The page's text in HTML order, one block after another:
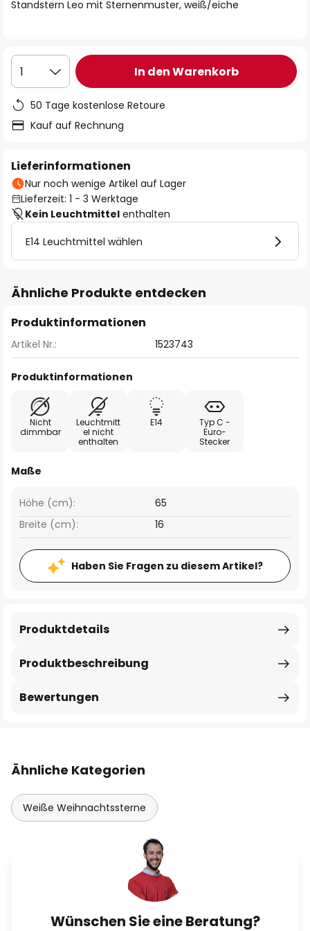
Standstern Leo mit Sternenmuster, weiß/eiche
1 In den Warenkorb
50 Tage kostenlose Retoure
Kauf auf Rechnung
Lieferinformationen
Nur noch wenige Artikel auf Lager
Lieferzeit: 1 - 3 Werktage
Kein Leuchtmittel enthalten
E14 Leuchtmittel wählen
Ähnliche Produkte entdecken
Produktinformationen
Artikel Nr.: 1523743
Produktinformationen
Nicht
dimmbar
Leuchtmitt
el nicht
enthalten
E14
Typ C -
Euro-
Stecker
Maße
Breite (cm): 16
Höhe (cm): 65
Haben Sie Fragen zu diesem Artikel?
Produktbeschreibung
Produktdetails
Bewertungen
Ähnliche Kategorien
Weiße Weihnachtssterne
Wünschen Sie eine Beratung?